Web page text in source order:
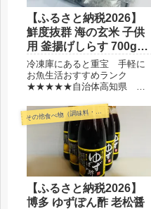
【ふるさと納税2026】
鮮度抜群 海の玄米 子供
用 釜揚げしらす 700g
¥11,000
冷凍庫にあると重宝 手軽に
お魚生活おすすめランク
★★★★★自治体高知県 須
品 小分けで嵩張らない消費
期限冷凍で30日(解凍後は冷蔵
で4日)選んだ理由小分けで使
い勝手が良さそうだからしら
すを常備したいから◆レビ
ュ...
そ の他食べ物（調味料・嗜好品・他）
【ふるさと納税2026】
博多 ゆずぽん酢 老松醤